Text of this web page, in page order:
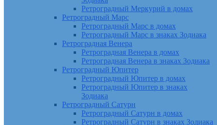
Ретроградный Меркурий в домах
Ретроградный Марс
Ретроградный Марс в домах
Ретроградный Марс в знаках Зодиака
Ретроградная Венера
Ретроградная Венера в домах
Ретроградная Венера в знаках Зодиака
Ретроградный Юпитер
Ретроградный Юпитер в домах
Ретроградный Юпитер в знаках
Зодиака
Ретроградный Сатурн
Ретроградный Сатурн в домах
Ретроградный Сатурн в знаках Зодиака